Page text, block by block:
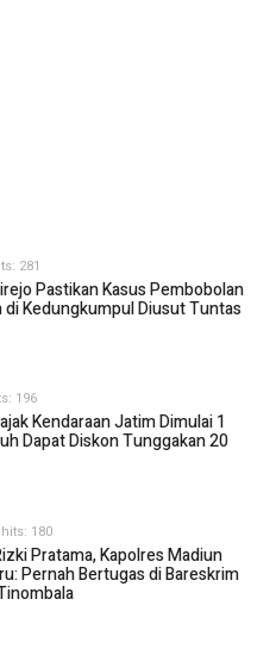
281
Pastikan Kasus Pembobolan
di Kedungkumpul Diusut Tuntas
196
Kendaraan Jatim Dimulai 1
Dapat Diskon Tunggakan 20
hits: 180
Pratama, Kapolres Madiun
Pernah Bertugas di Bareskrim